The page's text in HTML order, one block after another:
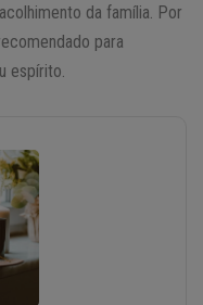
da família. Por
para
espírito.